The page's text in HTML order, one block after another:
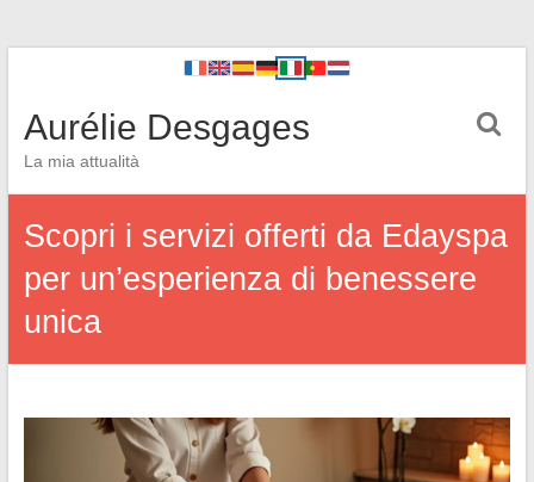
Aurélie Desgages
La mia attualità
Scopri i servizi offerti da Edayspa
per un’esperienza di benessere
unica